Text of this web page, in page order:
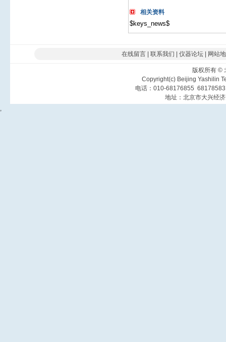
相关资料
$keys_news$
在线留言 联系我们 仪器论坛 网站
版权所有©
Copyright(c) Beijing Yashilin
电话：010-68176855
地址：北京市大兴经
,